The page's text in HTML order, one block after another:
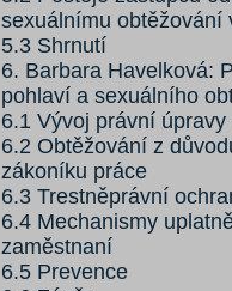
sexuálnímu obtěžování
5.3 Shrnutí
6. Barbara Havelková:
pohlaví a sexuálního
6.1 Vývoj právní úpravy
6.2 Obtěžování z
zákoníku práce
6.3 Trestněprávní
6.4 Mechanismy
zaměstnaní
6.5 Prevence